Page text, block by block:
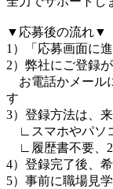
▼応募後の流れ▼
1）「応募画面に
2）弊社にご登録
お電話かメール
す
3）登録方法は、
∟スマホやパソ
∟履歴書不要、
4）登録完了後、
5）事前に職場見学